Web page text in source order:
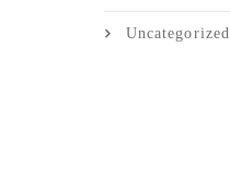
Uncategorized